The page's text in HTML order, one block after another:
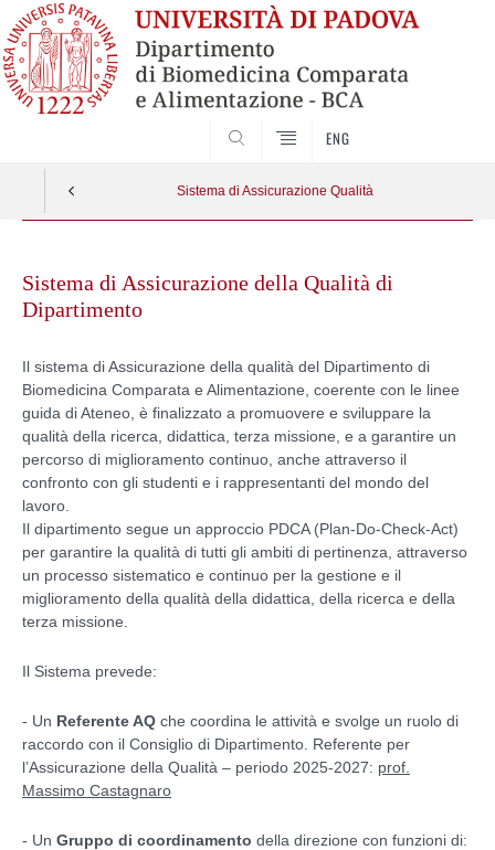
ENG
Sistema di Assicurazione Qualità
contentSistema di Assicurazione della Qualità di
Dipartimento
Il sistema di Assicurazione della qualità del Dipartimento di
Biomedicina Comparata e Alimentazione, coerente con le linee
guida di Ateneo, è finalizzato a promuovere e sviluppare la
qualità della ricerca, didattica, terza missione, e a garantire un
percorso di miglioramento continuo, anche attraverso il
confronto con gli studenti e i rappresentanti del mondo del
lavoro.
Il dipartimento segue un approccio PDCA (Plan-Do-Check-Act)
per garantire la qualità di tutti gli ambiti di pertinenza, attraverso
un processo sistematico e continuo per la gestione e il
miglioramento della qualità della didattica, della ricerca e della
terza missione.
Il Sistema prevede:
- Un Referente AQ che coordina le attività e svolge un ruolo di
raccordo con il Consiglio di Dipartimento. Referente per
l’Assicurazione della Qualità – periodo 2025-2027: prof.
Massimo Castagnaro
- Un Gruppo di coordinamento della direzione con funzioni di: